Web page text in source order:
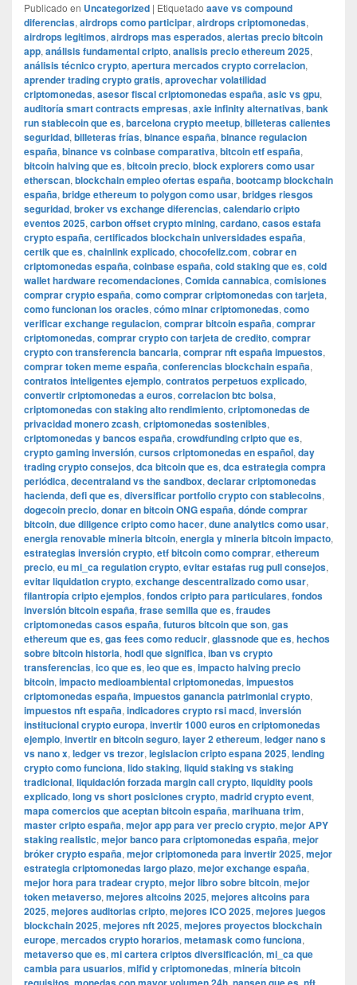
Publicado en Uncategorized | Etiquetado aave vs compound
diferencias, airdrops como participar, airdrops criptomonedas,
airdrops legitimos, airdrops mas esperados, alertas precio bitcoin
app, análisis fundamental cripto, analisis precio ethereum 2025,
análisis técnico crypto, apertura mercados crypto correlacion,
aprender trading crypto gratis, aprovechar volatilidad
criptomonedas, asesor fiscal criptomonedas españa, asic vs gpu,
auditoría smart contracts empresas, axie infinity alternativas, bank
run stablecoin que es, barcelona crypto meetup, billeteras calientes
seguridad, billeteras frías, binance españa, binance regulacion
españa, binance vs coinbase comparativa, bitcoin etf españa,
bitcoin halving que es, bitcoin precio, block explorers como usar
etherscan, blockchain empleo ofertas españa, bootcamp blockchain
españa, bridge ethereum to polygon como usar, bridges riesgos
seguridad, broker vs exchange diferencias, calendario cripto
eventos 2025, carbon offset crypto mining, cardano, casos estafa
crypto españa, certificados blockchain universidades españa,
certik que es, chainlink explicado, chocofeliz.com, cobrar en
criptomonedas españa, coinbase españa, cold staking que es, cold
wallet hardware recomendaciones, Comida cannabica, comisiones
comprar crypto españa, como comprar criptomonedas con tarjeta,
como funcionan los oracles, cómo minar criptomonedas, como
verificar exchange regulacion, comprar bitcoin españa, comprar
criptomonedas, comprar crypto con tarjeta de credito, comprar
crypto con transferencia bancaria, comprar nft españa impuestos,
comprar token meme españa, conferencias blockchain españa,
contratos inteligentes ejemplo, contratos perpetuos explicado,
convertir criptomonedas a euros, correlacion btc bolsa,
criptomonedas con staking alto rendimiento, criptomonedas de
privacidad monero zcash, criptomonedas sostenibles,
criptomonedas y bancos españa, crowdfunding cripto que es,
crypto gaming inversión, cursos criptomonedas en español, day
trading crypto consejos, dca bitcoin que es, dca estrategia compra
periódica, decentraland vs the sandbox, declarar criptomonedas
hacienda, defi que es, diversificar portfolio crypto con stablecoins,
dogecoin precio, donar en bitcoin ONG españa, dónde comprar
bitcoin, due diligence cripto como hacer, dune analytics como usar,
energia renovable mineria bitcoin, energia y mineria bitcoin impacto,
estrategias inversión crypto, etf bitcoin como comprar, ethereum
precio, eu mi_ca regulation crypto, evitar estafas rug pull consejos,
evitar liquidation crypto, exchange descentralizado como usar,
filantropía cripto ejemplos, fondos cripto para particulares, fondos
inversión bitcoin españa, frase semilla que es, fraudes
criptomonedas casos españa, futuros bitcoin que son, gas
ethereum que es, gas fees como reducir, glassnode que es, hechos
sobre bitcoin historia, hodl que significa, iban vs crypto
transferencias, ico que es, ieo que es, impacto halving precio
bitcoin, impacto medioambiental criptomonedas, impuestos
criptomonedas españa, impuestos ganancia patrimonial crypto,
impuestos nft españa, indicadores crypto rsi macd, inversión
institucional crypto europa, invertir 1000 euros en criptomonedas
ejemplo, invertir en bitcoin seguro, layer 2 ethereum, ledger nano s
vs nano x, ledger vs trezor, legislacion cripto espana 2025, lending
crypto como funciona, lido staking, liquid staking vs staking
tradicional, liquidación forzada margin call crypto, liquidity pools
explicado, long vs short posiciones crypto, madrid crypto event,
mapa comercios que aceptan bitcoin españa, marihuana trim,
master cripto españa, mejor app para ver precio crypto, mejor APY
staking realistic, mejor banco para criptomonedas españa, mejor
bróker crypto españa, mejor criptomoneda para invertir 2025, mejor
estrategia criptomonedas largo plazo, mejor exchange españa,
mejor hora para tradear crypto, mejor libro sobre bitcoin, mejor
token metaverso, mejores altcoins 2025, mejores altcoins para
2025, mejores auditorias cripto, mejores ICO 2025, mejores juegos
blockchain 2025, mejores nft 2025, mejores proyectos blockchain
europe, mercados crypto horarios, metamask como funciona,
metaverso que es, mi cartera criptos diversificación, mi_ca que
cambia para usuarios, mifid y criptomonedas, minería bitcoin